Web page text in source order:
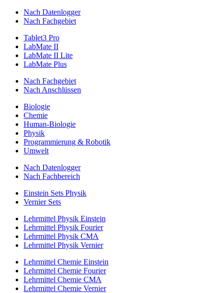
Nach Datenlogger
Nach Fachgebiet
Tablet3 Pro
LabMate II
LabMate II Lite
LabMate Plus
Nach Fachgebiet
Nach Anschlüssen
Biologie
Chemie
Human-Biologie
Physik
Programmierung & Robotik
Umwelt
Nach Datenlogger
Nach Fachbereich
Einstein Sets Physik
Vernier Sets
Lehrmittel Physik Einstein
Lehrmittel Physik Fourier
Lehrmittel Physik CMA
Lehrmittel Physik Vernier
Lehrmittel Chemie Einstein
Lehrmittel Chemie Fourier
Lehrmittel Chemie CMA
Lehrmittel Chemie Vernier